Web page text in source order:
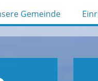
Gemeinde